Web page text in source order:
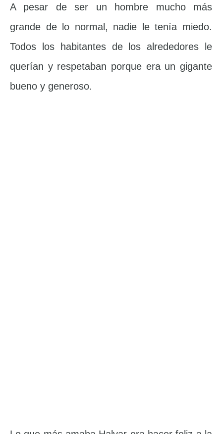
A pesar de ser un hombre mucho más
grande de lo normal, nadie le tenía miedo.
Todos los habitantes de los alrededores le
querían y respetaban porque era un gigante
bueno y generoso.